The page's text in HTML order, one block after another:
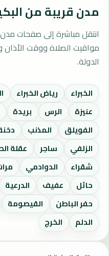
مدن قريبة من
انتقل مباشرة إلى صفحات
مواقيت الصلاة ووقت
الدولة.
الخبراء رياض الخبراء
عنيزة
الرس بريدة
الفويلق
المذنب
الزلفي
ساجر عقلة
شقراء
الدوادمي
حائل
عفيف الدرعية
حفر الباطن
القيصومة
الدلم
الخرج